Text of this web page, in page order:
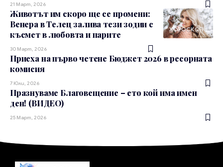
21 Март, 2026
ХОРОСКОП
Животът им скоро ще се промени:
Венера в Телец залива тези зодии с
късмет в любовта и парите
30 Март, 2026
Приеха на първо четене Бюджет 2026 в ресорната
комисия
7 Юли, 2026
Празнуваме Благовещение – ето кой има имен
ден! (ВИДЕО)
25 Март, 2026